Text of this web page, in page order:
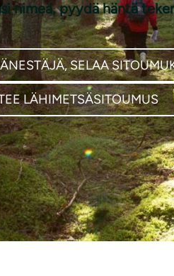
nimeä, pyydä häntä
SELAA
LÄHIMETSÄSITOUMUS